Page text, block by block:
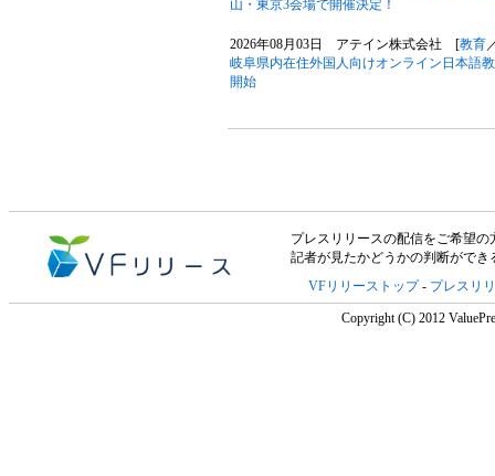
山・東京3会場で開催決定！
2026年08月03日 アテイン株式会社 [教育
岐阜県内在住外国人向けオンライン日本語
開始
プレスリリースの配信をご希望の
記者が見たかどうかの判断がで
VFリリーストップ- プレスリ
Copyright (C) 2012